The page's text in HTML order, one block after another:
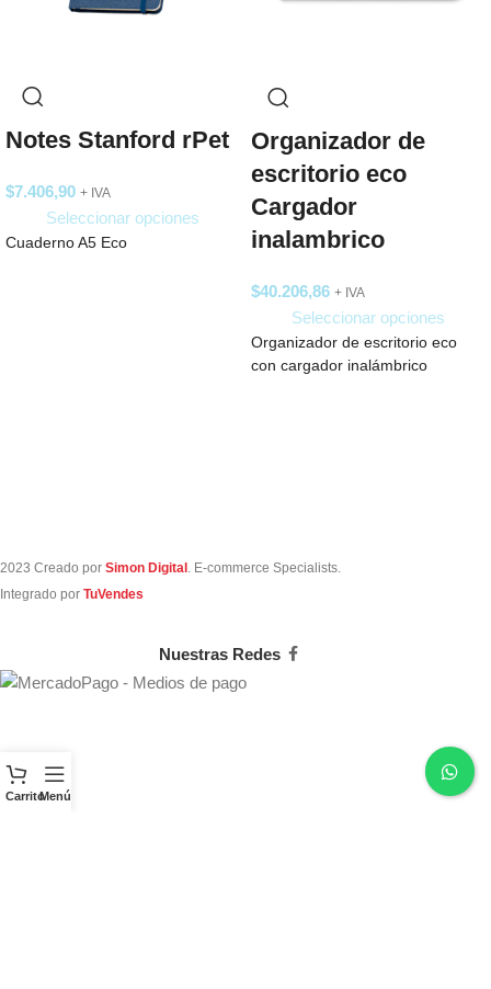
Notes Stanford rPet
$7.406,90 + IVA
Seleccionar opciones
Cuaderno A5 Eco
Organizador de
escritorio eco
Cargador
inalambrico
$40.206,86 + IVA
Seleccionar opciones
Organizador de escritorio eco
con cargador inalámbrico
2023 Creado por Simon Digital . E-commerce Specialists.
Integrado por TuVendes
Nuestras Redes
CarritoMenú